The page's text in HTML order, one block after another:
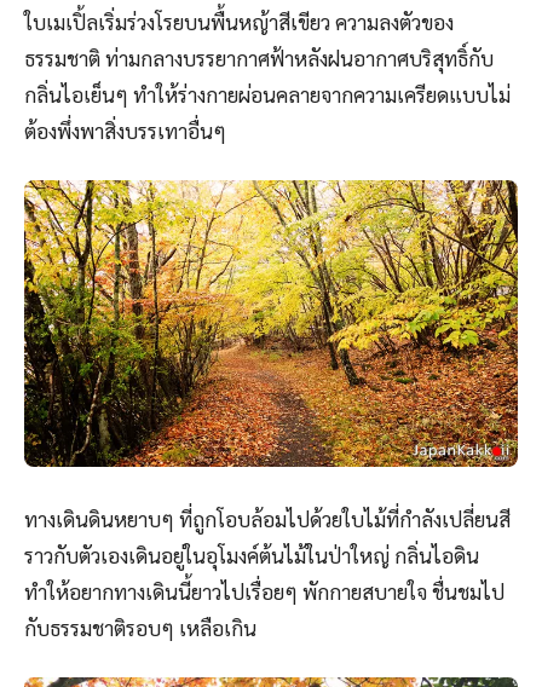
ใบเมเปิ้ลเริ่มร่วงโรยบนพื้นหญ้าสีเขียว ความลงตัวของ
ธรรมชาติ ท่ามกลางบรรยากาศฟ้าหลังฝนอากาศบริสุทธิ์กับ
กลิ่นไอเย็นๆ ทำให้ร่างกายผ่อนคลายจากความเครียดแบบไม่
ต้องพึ่งพาสิ่งบรรเทาอื่นๆ
ทางเดินดินหยาบๆ ที่ถูกโอบล้อมไปด้วยใบไม้ที่กำลังเปลี่ยนสี
ราวกับตัวเองเดินอยู่ในอุโมงค์ต้นไม้ในป่าใหญ่ กลิ่นไอดิน
ทำให้อยากทางเดินนี้ยาวไปเรื่อยๆ พักกายสบายใจ ชื่นชมไป
กับธรรมชาติรอบๆ เหลือเกิน